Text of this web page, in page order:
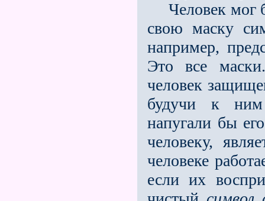
Человек мог
свою маску
например,
Это все
человек
будучи к ним
напугали бы
человеку,
человеке
если их